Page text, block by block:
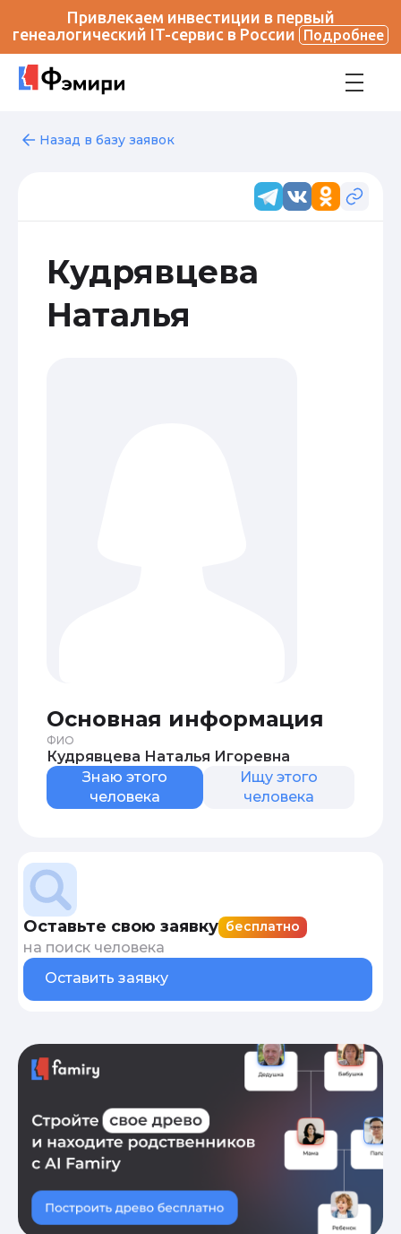
Привлекаем инвестиции в первый
генеалогический IT-сервис в России
Подробнее
Назад в базу заявок
Кудрявцева
Наталья
Основная информация
ФИО
Кудрявцева Наталья Игоревна
Знаю этого
человека
Ищу этого
человека
Оставьте свою заявку бесплатно
на поиск человека
Оставить заявку